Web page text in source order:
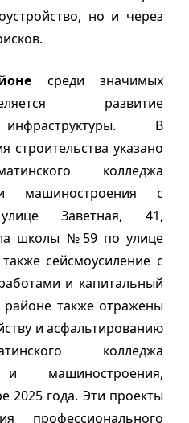
но и через
среди значимых
развитие
В
строительства указано
колледжа
машиностроения с
Заветная, 41,
школы №59 по улице
сейсмоусиление с
и капитальный
также отражены
и асфальтированию
колледжа
и машиностроения,
2025 года. Эти проекты
профессионального